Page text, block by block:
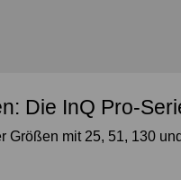
Die InQ Pro-
Größen mit 25, 51, 130